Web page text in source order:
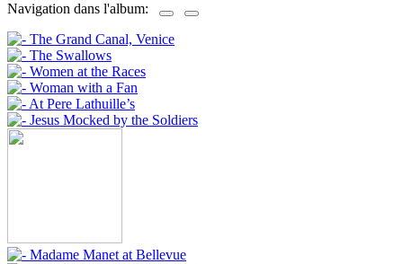
Navigation dans l'album: